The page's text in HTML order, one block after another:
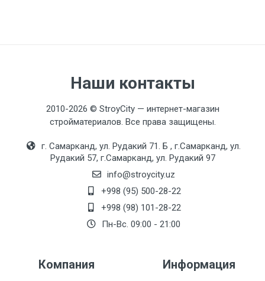
Наши контакты
2010-2026 © StroyCity — интернет-магазин
стройматериалов. Все права защищены.
г. Самарканд, ул. Рудакий 71. Б , г.Самарканд, ул.
Рудакий 57, г.Самарканд, ул. Рудакий 97
info@stroycity.uz
+998 (95) 500-28-22
+998 (98) 101-28-22
Пн-Вс. 09:00 - 21:00
Компания Информация